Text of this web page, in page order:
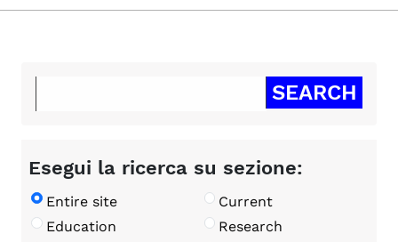
Esegui la ricerca su sezione:
Entire site
Current
Education
Research